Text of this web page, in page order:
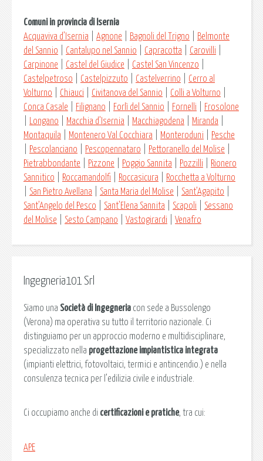
Ingegneria101 Srl
Siamo una Società di Ingegneria con sede a Bussolengo
(Verona) ma operativa su tutto il territorio nazionale. Ci
distinguiamo per un approccio moderno e multidisciplinare,
specializzato nella progettazione impiantistica integrata
(impianti elettrici, fotovoltaici, termici e antincendio.) e nella
consulenza tecnica per l’edilizia civile e industriale.
Ci occupiamo anche di certificazioni e pratiche, tra cui:
APE
Comuni in provincia di Isernia
Acquaviva d’Isernia
Agnone Bagnoli del Trigno
Belmonte
del Sannio
Cantalupo nel Sannio Capracotta Carovilli
Carpinone
Castel del Giudice Castel San Vincenzo
Castelpetroso
Castelpizzuto Castelverrino
Cerro al
Volturno
Chiauci Civitanova del Sannio Colli a Volturno
Conca Casale
Filignano Forlì del Sannio Fornelli
Frosolone
Longano Macchia d’Isernia Macchiagodena Miranda
Montaquila
Montenero Val Cocchiara Monteroduni
Pesche
Pescolanciano Pescopennataro Pettoranello del Molise
Pietrabbondante
Pizzone Poggio Sannita Pozzilli
Rionero
Sannitico
Roccamandolfi Roccasicura
Rocchetta a Volturno
San Pietro Avellana Santa Maria del Molise Sant’Agapito
Sant’Angelo del Pesco
Sant’Elena Sannita Scapoli
Sessano
del Molise
Sesto Campano Vastogirardi Venafro